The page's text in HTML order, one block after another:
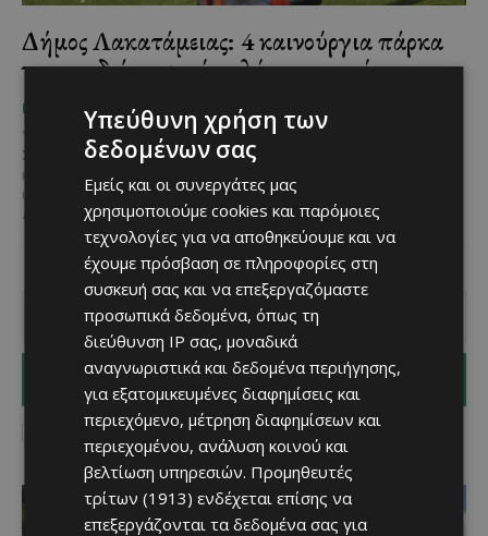
Δήμος Λακατάμειας: 4 καινούργια πάρκα
για παιδιά κοσμούν πλέον γειτονιές του
ΜΈΝΟΥΜΕ ΕΝΗΜΕΡΩΜΈΝΟΙ
July 19, 2025
Στον Δήμο Λακατάμειας παραδόθηκαν πρόσφατα τέσσερα
καινούργια πάρκα με παιδότοπους και είναι πανέτοιμα να
υποδεχτούν μικρούς και μεγάλους! Σύμφωνα με ανακοίνωση του
Δήμου στα...
I WANT IN
I've read and accept the Privacy Policy
Υπεύθυνη χρήση των
δεδομένων σας
Εμείς και οι συνεργάτες μας
χρησιμοποιούμε cookies και παρόμοιες
τεχνολογίες για να αποθηκεύουμε και να
έχουμε πρόσβαση σε πληροφορίες στη
συσκευή σας και να επεξεργαζόμαστε
προσωπικά δεδομένα, όπως τη
διεύθυνση IP σας, μοναδικά
αναγνωριστικά και δεδομένα περιήγησης,
για εξατομικευμένες διαφημίσεις και
περιεχόμενο, μέτρηση διαφημίσεων και
περιεχομένου, ανάλυση κοινού και
βελτίωση υπηρεσιών. Προμηθευτές
τρίτων (1913) ενδέχεται επίσης να
επεξεργάζονται τα δεδομένα σας για